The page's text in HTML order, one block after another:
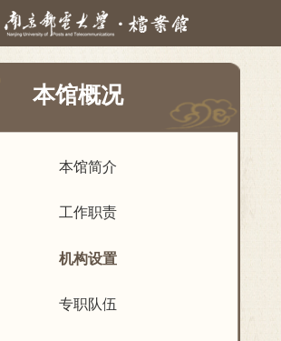
本馆概况
本馆简介
工作职责
机构设置
专职队伍